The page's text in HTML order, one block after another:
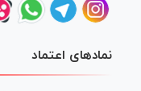
نمادهای اعتماد